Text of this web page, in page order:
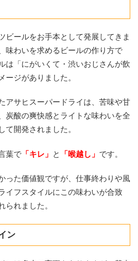
ビールをお手本として発展してきま
味わいを求めるビールの作り方で
は「にがいくて・渋いおじさんが飲
ージがありました。
アサヒスーパードライは、苦味や甘
炭酸の爽快感とライトな味わいを全
て開発されました。
葉で 「キレ」 と 「喉越し」 です。
った価値観ですが、仕事終わりや風
イフスタイルにこの味わいが合致
られました。
ン